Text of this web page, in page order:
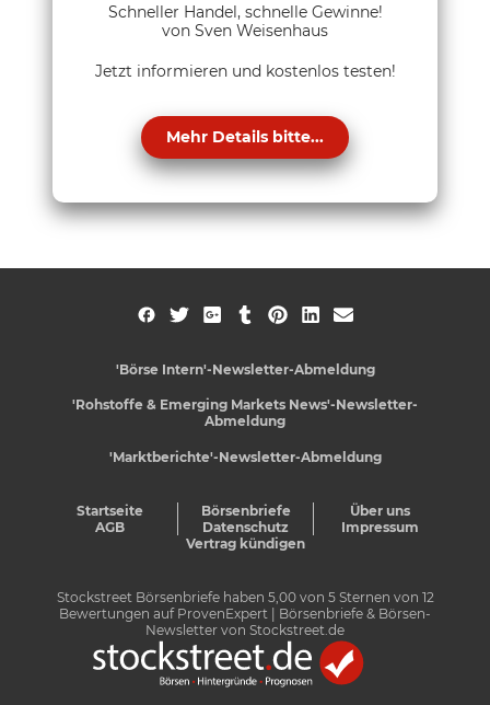
Schneller Handel, schnelle Gewinne!
von Sven Weisenhaus
Jetzt informieren und kostenlos testen!
Mehr Details bitte...
'Börse Intern'-Newsletter-Abmeldung
'Rohstoffe & Emerging Markets News'-Newsletter-
Abmeldung
'Marktberichte'-Newsletter-Abmeldung
Startseite Börsenbriefe
Über uns
AGB
Datenschutz
Impressum
Vertrag kündigen
Stockstreet Börsenbriefe haben 5,00von 5Sternen von 12
Bewertungen auf ProvenExpert
| Börsenbriefe & Börsen-
Newsletter von Stockstreet.de